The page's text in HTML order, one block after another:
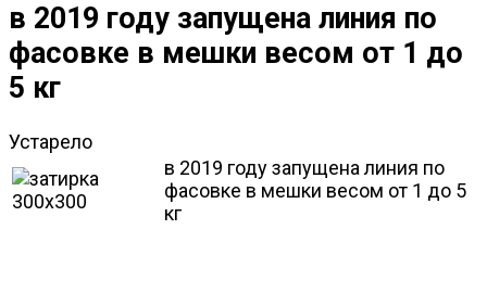
в 2019 году запущена линия по
фасовке в мешки весом от 1 до
5 кг
Устарело
в 2019 году запущена линия по
фасовке в мешки весом от 1 до 5
кг